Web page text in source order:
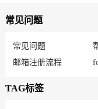
常见问题
常见问题
邮箱注册流程
TAG标签